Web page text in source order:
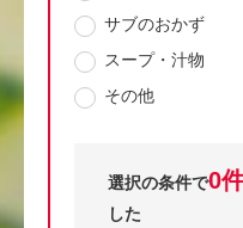
サブのおかず
スープ・汁物
その他
選択の条件で0
した